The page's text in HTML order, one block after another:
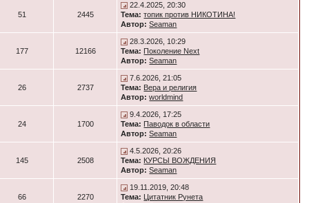
51 2445
22.4.2025, 20:30
Тема: топик против НИКОТИНА!
Автор: Seaman
177 12166
28.3.2026, 10:29
Тема: Поколение Next
Автор: Seaman
26 2737
7.6.2026, 21:05
Тема: Вера и религия
Автор: worldmind
24 1700
9.4.2026, 17:25
Тема: Паводок в области
Автор: Seaman
145 2508
4.5.2026, 20:26
Тема: КУРСЫ ВОЖДЕНИЯ
Автор: Seaman
66 2270
19.11.2019, 20:48
Тема: Цитатник Рунета